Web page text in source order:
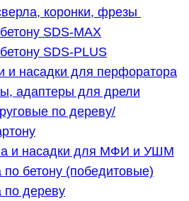
коронки, фрезы
SDS-MAX
SDS-PLUS
и насадки для перфоратора
адаптеры для дрели
по дереву/
и насадки для МФИ и УШМ
по бетону (победитовые)
по дереву